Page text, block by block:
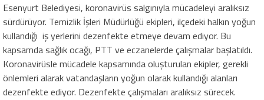
Esenyurt Belediyesi, koronavirüs salgınıyla mücadeleyi aralıksız
sürdürüyor. Temizlik İşleri Müdürlüğü ekipleri, ilçedeki halkın yoğun
kullandığı iş yerlerini dezenfekte etmeye devam ediyor. Bu
kapsamda sağlık ocağı, PTT ve eczanelerde çalışmalar başlatıldı.
Koronavirüsle mücadele kapsamında oluşturulan ekipler, gerekli
önlemleri alarak vatandaşların yoğun olarak kullandığı alanları
dezenfekte ediyor. Dezenfekte çalışmaları aralıksız sürecek.